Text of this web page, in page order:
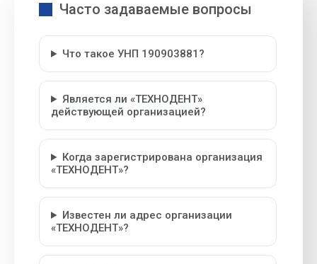
Часто задаваемые вопросы
Что такое УНП 190903881?
Является ли «ТЕХНОДЕНТ»
действующей организацией?
Когда зарегистрирована организация
«ТЕХНОДЕНТ»?
Известен ли адрес организации
«ТЕХНОДЕНТ»?